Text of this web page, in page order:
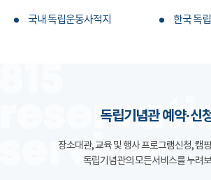
국내 독립운동사적지 한국 독
독립기념관 예약·신
장소대관, 교육 및 행사 프로그램신청, 캠
독립기념관의 모든서비스를 누려